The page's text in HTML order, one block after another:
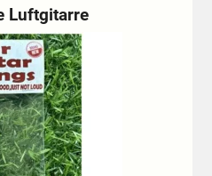
Luftgitarre